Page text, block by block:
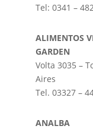
Tel: 0341 –
ALIMENTOS
GARDEN
Volta 3035 –
Aires
Tel. 03327 –
ANALBA